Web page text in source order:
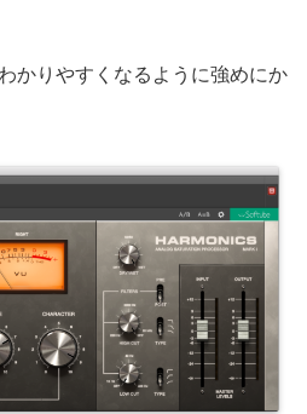
かりやすくなるように強めにか